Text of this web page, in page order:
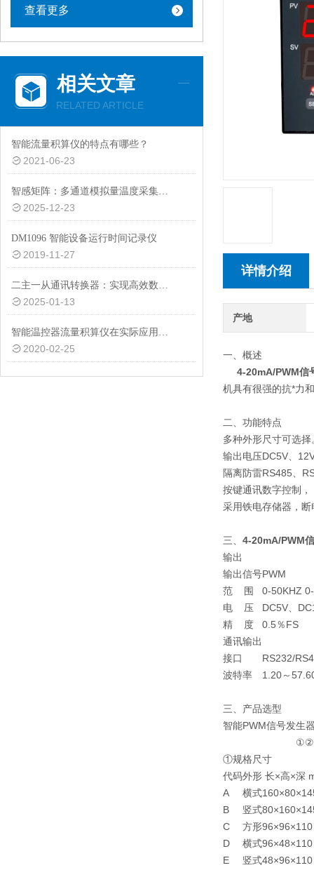
查看更多
相关文章
RELATED ARTICLE
智能流量积算仪的特点有哪些？
2021-06-23
智感矩阵：多通道模拟量温度采集的协同感知技术
2025-12-23
DM1096 智能设备运行时间记录仪
2019-11-27
二主一从通讯转换器：实现高效数据交互的关键设备
2025-01-13
智能温控器流量积算仪在实际应用上具有九大特点
2020-02-25
详情介绍
产地
一、概述
4-20mA/PWM信
机具有很强的抗*力
二、功能特点
多种外形尺寸可选择
输出电压DC5V、
隔离防雷RS485、
按键通讯数字控制
采用铁电存储器，
三、 4-20mA/PWM
输出
输出信号PWM
范 围
0-50KHZ
电 压
DC5V、
精 度
0.5％FS
通讯输出
接口
RS232/
波特率
1.20～
三、产品选型
智能PWM信号发生
①②③
①规格尺寸
代码外形 长×高×深
A
B
C
D
E
横式
竖式
方形96×96×110
横式96×48×110
竖式48×96×110